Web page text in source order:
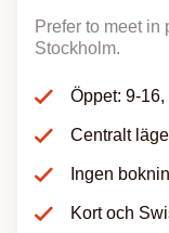
Prefer to meet in
Stockholm.
Öppet: 9-
Centralt läge
Ingen
Kort och